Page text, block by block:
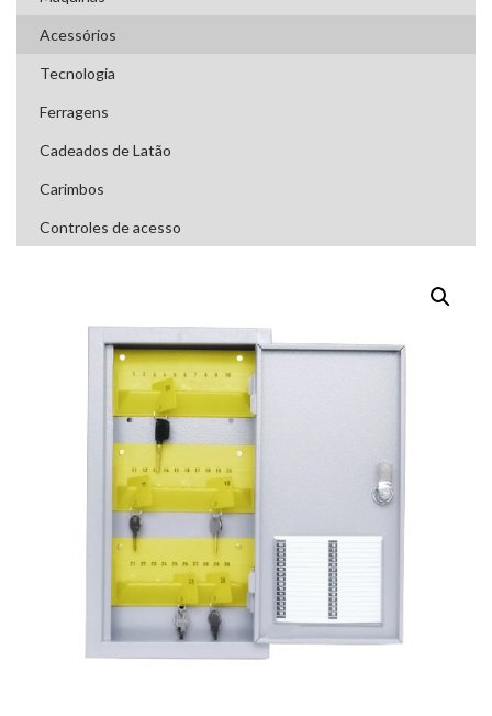
Acessórios
Tecnologia
Ferragens
Cadeados de Latão
Carimbos
Controles de acesso